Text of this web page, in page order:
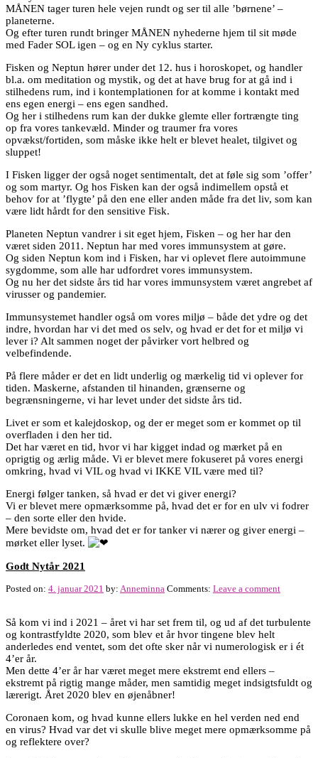
MÅNEN tager turen hele vejen rundt og ser til alle ’børnene’ –
planeterne.
Og efter turen rundt bringer MÅNEN nyhederne hjem til sit møde
med Fader SOL igen – og en Ny cyklus starter.
Fisken og Neptun hører under det 12. hus i horoskopet, og handler
bl.a. om meditation og mystik, og det at have brug for at gå ind i
stilhedens rum, ind i kontemplationen for at komme i kontakt med
ens egen energi – ens egen sandhed.
Og her i stilhedens rum kan der dukke glemte eller fortrængte ting
op fra vores tankevæld. Minder og traumer fra vores
opvækst/fortiden, som måske ikke helt er blevet healet, tilgivet og
sluppet!
I Fisken ligger der også noget sentimentalt, det at føle sig som ’offer’
og som martyr. Og hos Fisken kan der også indimellem opstå et
behov for at ’flygte’ på den ene eller anden måde fra det liv, som kan
være lidt hårdt for den sensitive Fisk.
Planeten Neptun vandrer i sit eget hjem, Fisken – og her har den
været siden 2011. Neptun har med vores immunsystem at gøre.
Og siden Neptun kom ind i Fisken, har vi oplevet flere autoimmune
sygdomme, som alle har udfordret vores immunsystem.
Og nu her det sidste års tid har vores immunsystem været angrebet af
virusser og pandemier.
Immunsystemet handler også om vores miljø – både det ydre og det
indre, hvordan har vi det med os selv, og hvad er det for et miljø vi
lever i? Alt sammen noget der påvirker vort helbred og
velbefindende.
På flere måder er det en lidt underlig og mærkelig tid vi oplever for
tiden. Maskerne, afstanden til hinanden, grænserne og
begrænsningerne, vi har levet under det sidste års tid.
Livet er som et kalejdoskop, og der er meget som er kommet op til
overfladen i den her tid.
Det har været en tid, hvor vi har kigget indad og mærket på en
oprigtig og ærlig måde. Vi er blevet mere fokuseret på vores energi
omkring, hvad vi VIL og hvad vi IKKE VIL være med til?
Energi følger tanken, så hvad er det vi giver energi?
Vi er blevet mere opmærksomme på, hvad det er for en ulv vi fodrer
– den sorte eller den hvide.
Mere bevidste om, hvad det er for tanker vi nærer og giver energi –
mørket eller lyset.
Godt Nytår 2021
Posted on: 4. januar 2021 by: Anneminna Comments: Leave a comment
Så kom vi ind i 2021 – året vi har set frem til, og ud af det turbulente
og kontrastfyldte 2020, som blev et år hvor tingene blev helt
anderledes end ventet, som det ofte sker når vi numerologisk er i ét
4’er år.
Men dette 4’er år har været meget mere ekstremt end ellers –
ekstremt på rigtig mange måder, men samtidig meget indsigtsfuldt og
lærerigt. Året 2020 blev en øjenåbner!
Coronaen kom, og hvad kunne ellers lukke en hel verden ned end
en virus? Hvad var det vi skulle blive meget mere opmærksomme på
og reflektere over?